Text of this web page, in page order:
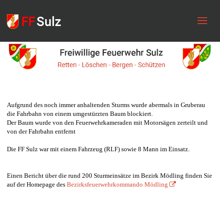
Aufgrund des noch immer anhaltenden Sturms wurde abermals in Gruberau
die Fahrbahn von einem umgestürzten Baum blockiert.
Der Baum wurde von den Feuerwehrkameraden mit Motorsägen zerteilt und
von der Fahrbahn entfernt
Die FF Sulz war mit einem Fahrzeug (RLF) sowie 8 Mann im Einsatz.
Einen Bericht über die rund 200 Sturmeinsätze im Bezirk Mödling finden Sie
auf der Homepage des Bezirksfeuerwehrkommando Mödling